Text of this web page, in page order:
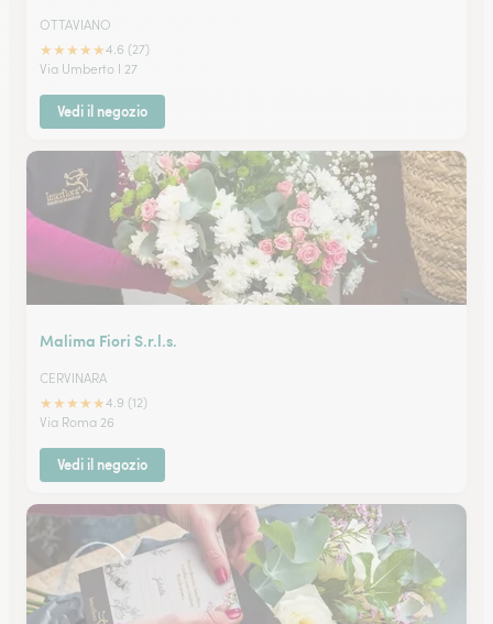
OTTAVIANO
★★★★★4.6 (27)
Via Umberto I 27
Vedi il negozio
Malima Fiori S.r.l.s.
CERVINARA
★★★★★4.9 (12)
Via Roma 26
Vedi il negozio